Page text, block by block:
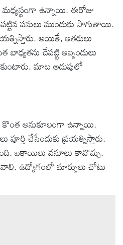
ఉన్నాయి. ఈరోజు
పనులు ముందుకు సాగుతాయి.
అయితే, ఇతరులు
చేపట్టి ఇబ్బందులు
మాట అదుపులో
అనుకూలంగా ఉన్నాయి.
చేసేందుకు ప్రయత్నిస్తారు.
బకాయిలు వసూలు కావొచ్చు.
ఉద్యోగంలో మార్పులు చోటు